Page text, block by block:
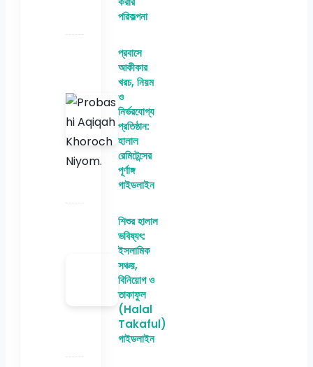
পরিকল্পনা
প্রবাসে
আকীকার
খরচ, নিয়ম
ও
নির্ভরযোগ্য
প্রতিষ্ঠান:
হালাল
রেমিটেন্সের
পূর্ণাঙ্গ
গাইডলাইন
শিশুর হালাল
ভবিষ্যৎ:
ইসলামিক
সঞ্চয়,
বিনিয়োগ ও
তাকাফুল
(Halal
Takaful)
গাইডলাইন